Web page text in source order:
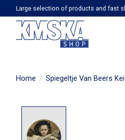
Large selection of products and fast
Home / Spiegeltje Van Beers